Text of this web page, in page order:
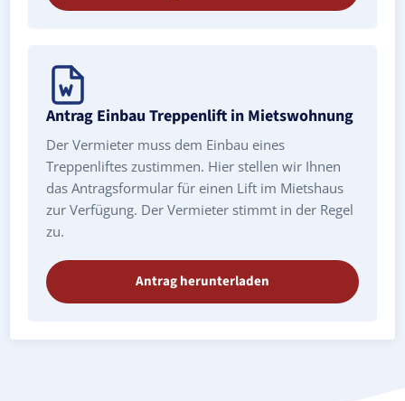
Antrag Einbau Treppenlift in Mietswohnung
Der Vermieter muss dem Einbau eines
Treppenliftes zustimmen. Hier stellen wir Ihnen
das Antragsformular für einen Lift im Mietshaus
zur Verfügung. Der Vermieter stimmt in der Regel
zu.
Antrag herunterladen